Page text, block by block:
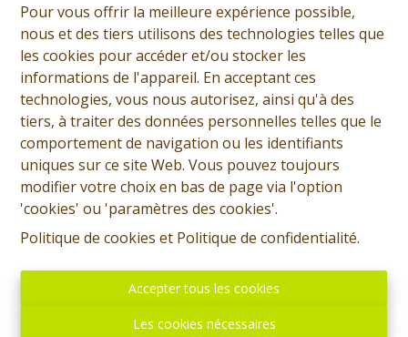
Pour vous offrir la meilleure expérience possible,
nous et des tiers utilisons des technologies telles que
les cookies pour accéder et/ou stocker les
informations de l'appareil. En acceptant ces
technologies, vous nous autorisez, ainsi qu'à des
tiers, à traiter des données personnelles telles que le
comportement de navigation ou les identifiants
uniques sur ce site Web. Vous pouvez toujours
modifier votre choix en bas de page via l'option
'cookies' ou 'paramètres des cookies'.
Politique de cookies et Politique de confidentialité.
Accepter tous les cookies
Les cookies nécessaires
SOUS OPTION - PLUS DE VISITE - Villa
d'architecte à rénover
7972 Quevaucamps|Ref: 13018
À partir de € 195.000